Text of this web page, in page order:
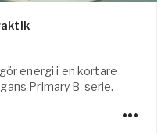
energi i en kortare
Primary B-serie.